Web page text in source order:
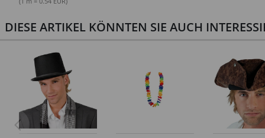
DIESE ARTIKEL KÖNNTEN SIE AUCH